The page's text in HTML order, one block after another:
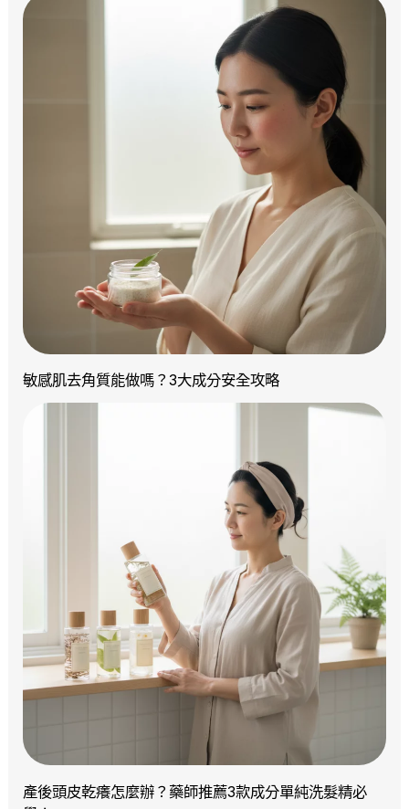
敏感肌去角質能做嗎？3大成分安全攻略
產後頭皮乾癢怎麼辦？藥師推薦3款成分單純洗髮精必